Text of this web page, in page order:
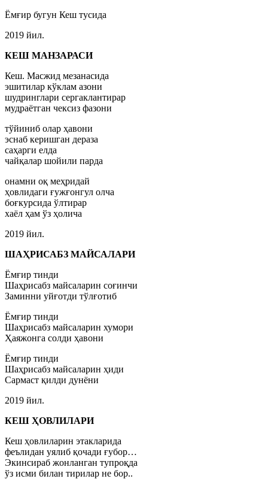
Ёмғир бугун Кеш тусида
2019 йил.
КЕШ МАНЗАРАСИ
Кеш. Масжид мезанасида
эшитилар кўклам азони
шудринглари сергаклантирар
мудраётган чексиз фазони
тўйиниб олар ҳавони
эснаб керишган дераза
саҳарги елда
чайқалар шойили парда
онамни оқ меҳридай
ҳовлидаги ғужғонгул олча
боғкурсида ўлтирар
хаёл ҳам ўз ҳолича
2019 йил.
ШАҲРИСАБЗ МАЙСАЛАРИ
Ёмғир тинди
Шаҳрисабз майсаларин соғинчи
Заминни уйғотди тўлғотиб
Ёмғир тинди
Шаҳрисабз майсаларин хумори
Ҳаяжонга солди ҳавони
Ёмғир тинди
Шаҳрисабз майсаларин ҳиди
Сармаст қилди дунёни
2019 йил.
КЕШ ҲОВЛИЛАРИ
Кеш ҳовлиларин этакларида
феълидан уялиб қочади ғубор…
Экинсираб жонланган тупроқда
ўз исми билан тирилар не бор..